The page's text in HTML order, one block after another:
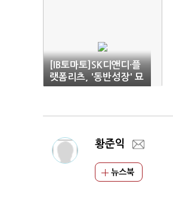
[IB토마토]SK디앤디·플
랫폼리츠, '동반성장' 묘
수…명동N빌딩 딜 연내
황준익
뉴스북